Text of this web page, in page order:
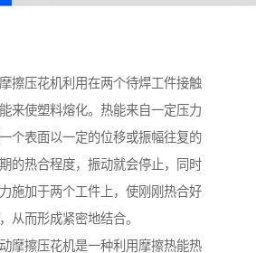
擦压花机利用在两个待焊工件接触
来使塑料熔化。热能来自一定压力
个表面以一定的位移或振幅往复的
的热合程度，振动就会停止，同时
施加于两个工件上，使刚刚热合好
从而形成紧密地结合。
摩擦压花机是一种利用摩擦热能热